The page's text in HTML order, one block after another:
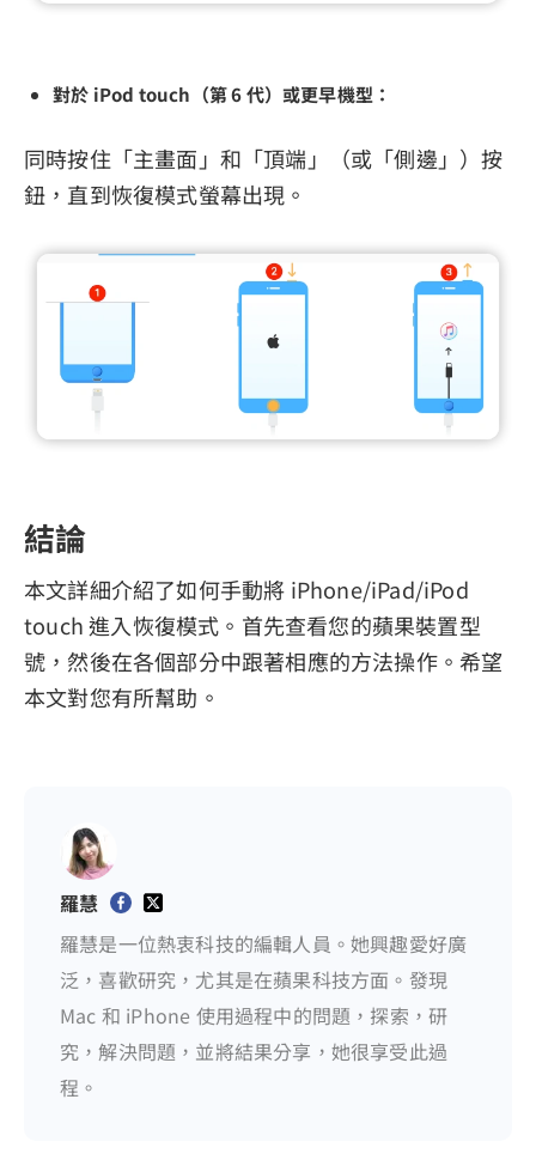
對於 iPod touch（第 6 代）或更早機型：
同時按住「主畫面」和「頂端」（或「側邊」）按
鈕，直到恢復模式螢幕出現。
結論
本文詳細介紹了如何手動將 iPhone/iPad/iPod
touch 進入恢復模式。首先查看您的蘋果裝置型
號，然後在各個部分中跟著相應的方法操作。希望
本文對您有所幫助。
羅慧
羅慧是一位熱衷科技的編輯人員。她興趣愛好廣
泛，喜歡研究，尤其是在蘋果科技方面。發現
Mac 和 iPhone 使用過程中的問題，探索，研
究，解決問題，並將結果分享，她很享受此過
程。